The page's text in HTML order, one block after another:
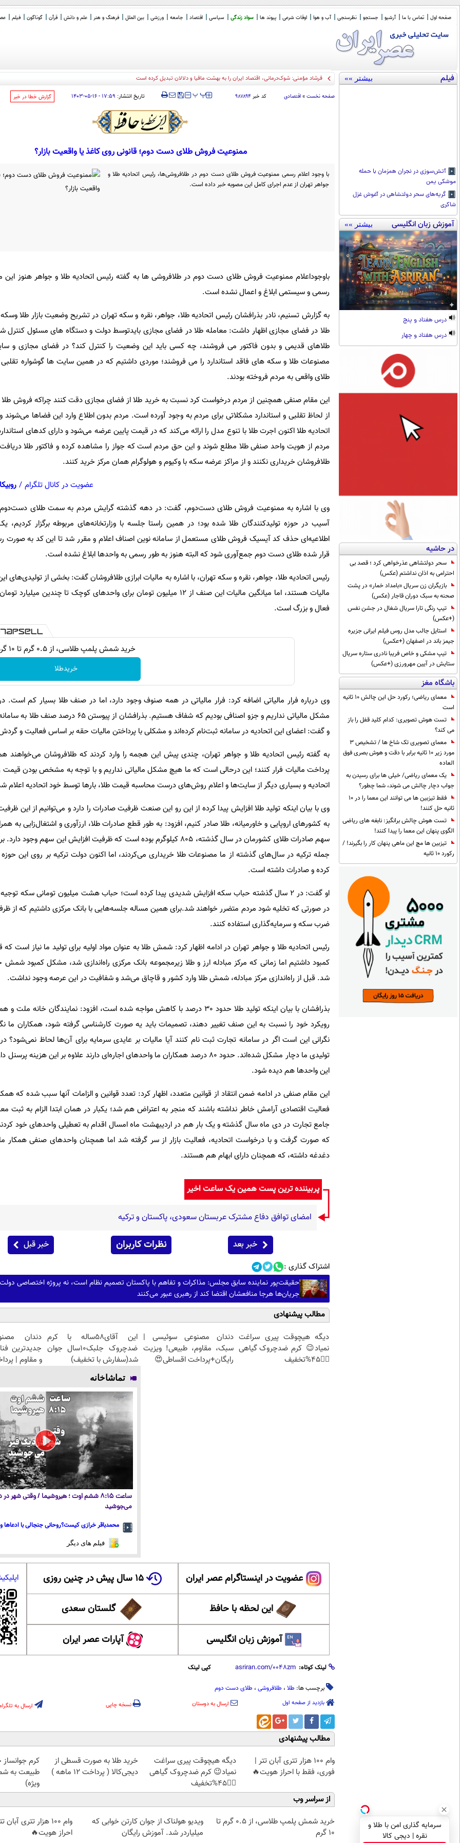
صفحه اول تماس با ما آرشیو جستجو نظرسنجی آب و هوا اوقات شرعی پیوند ها سواد زندگی سیاسی اقتصاد جامعه ورزشی بین الملل فرهنگ و هنر علم و دانش قرآن گوناگون فیلم
فیلم بیشتر »»
آتش‌سوزی در نجران همزمان با حمله
موشکی یمن
گریه‌های سحر دولتشاهی در آغوش غزل
شاکری
آموزش زبان انگلیسی بیشتر »»
درس هفتاد و پنج
درس هفتاد و چهار
در حاشیه
سحر دولتشاهی عذرخواهی کرد ؛ قصد بی
احترامی به اذان نداشتم (عکس)
بازیگران زن سریال «بامداد خمار» در پشت
صحنه به سبک دوران قاجار (عکس)
تیپ رنگی تارا سریال شغال در جشن نفس
(+عکس)
استایل جالب مدل روس فیلم ایرانی جزیره
جیمز باند در اصفهان (+عکس)
تیپ مشکی و خاص فریبا نادری ستاره سریال
ستایش در آیین مهرورزی (+عکس)
باشگاه مغز
معمای ریاضی؛ رکورد حل این چالش 10 ثانیه
است
تست هوش تصویری: کدام کلید قفل را باز
می کند؟
معمای تصویری تک شاخ ها / تشخیص 3
مورد زیر 10 ثانیه برابر با دقت و هوش بصری فوق
العاده
یک معمای ریاضی/ خیلی ها برای رسیدن به
جواب دچار چالش می شوند، شما چطور؟
فقط تیزبین ها می توانند این معما را در 10
ثانیه حل کنند!
تست هوش چالش برانگیز: نابغه های ریاضی
الگوی پنهان این معما را پیدا کنند!
تیزبین ها مچ این ماهی پنهان کار را بگیرند! /
رکورد 10 ثانیه
فرشاد مؤمنی: شوک‌درمانی، اقتصاد ایران را به بهشت مافیا و دلالان تبدیل کرده است
صفحه نخست » اقتصادی کد خبر ۹۸۷۸۹۴ ‍‍‍ پ پ تاریخ انتشار: ۱۷:۵۹ - ۱۶-۰۵-۱۴۰۳ ‌گزارش خطا در خبر
ممنوعیت فروش طلای دست دوم؛ قانونی روی کاغذ یا واقعیت بازار؟
با وجود اعلام رسمی ممنوعیت فروش طلای دست دوم در طلافروشی‌ها، رئیس اتحادیه طلا و
جواهر تهران از عدم اجرای کامل این مصوبه خبر داده است.
باوجوداعلام ممنوعیت فروش طلای دست دوم در طلافروشی ها به گفته رئیس اتحادیه طلا و جواهر هنوز
رسمی و سیستمی ابلاغ و اعمال نشده است.
به گزارش تسنیم، نادر بذرافشان رئیس اتحادیه طلا، جواهر، نقره و سکه تهران در تشریح وضعیت بازار طلا
طلا در فضای مجازی اظهار داشت: معامله طلا در فضای مجازی بایدتوسط دولت و دستگاه های مسئول کنترل
طلاهای قدیمی و بدون فاکتور می فروشند، چه کسی باید این وضعیت را کنترل کند؟ در فضای مجازی و
مصنوعات طلا و سکه های فاقد استاندارد را می فروشند؛ موردی داشتیم که در همین سایت ها گوشواره
طلای واقعی به مردم فروخته بودند.
این مقام صنفی همچنین از مردم درخواست کرد نسبت به خرید طلا از فضای مجازی دقت کنند چراکه فروش
از لحاظ تقلبی و استاندارد مشکلاتی برای مردم به وجود آورده است. مردم بدون اطلاع وارد این فضاها می‌شوند
اتحادیه طلا اکنون اجرت طلا با تنوع مدل را ارائه می‌کند که در قیمت پایین عرضه می‌شود و دارای کدهای
مردم از هویت واحد صنفی طلا مطلع شوند و این حق مردم است که جواز را مشاهده کرده و فاکتور طلا دریافت
طلافروشان خریداری نکنند و از مراکز عرضه سکه با وکیوم و هولوگرام همان مرکز خرید کنند.
عضویت در کانال تلگرام / روبیکا
وی با اشاره به ممنوعیت فروش طلای دست‌دوم، گفت: در دهه گذشته گرایش مردم به سمت طلای دست‌دوم
آسیب در حوزه تولیدکنندگان طلا شده بود؛ در همین راستا جلسه با وزارتخانه‌های مربوطه برگزار کردیم،
اطلاعیه‌ای حذف کد آیسیک فروش طلای مستعمل از سامانه نوین اصناف اعلام و مقرر شد تا این کد به
قرار شده طلای دست دوم جمع‌آوری شود که البته هنوز به طور رسمی به واحدها ابلاغ نشده است.
رئیس اتحادیه طلا، جواهر، نقره و سکه تهران، با اشاره به مالیات ابرازی طلافروشان گفت: بخشی از تولیدی‌های
مالیات هستند، اما میانگین مالیات این صنف از 12 میلیون تومان برای واحدهای کوچک تا چندین
فعال و بزرگ است.
خرید شمش پلمپ طلاسی، از ۰.۵ گرم تا ۱۰ گرم
خریدطلا
وی درباره فرار مالیاتی اضافه کرد: فرار مالیاتی در همه صنوف وجود دارد، اما در صنف طلا بسیار کم
مشکل مالیاتی نداریم و جزو اصنافی بودیم که شفاف هستیم. بذرافشان از
و گفت: اعضای این اتحادیه در سامانه ثبت‌نام کرده‌اند و مشکلی با پرداختن مالیات حقه بر اساس فعالیت و
به گفته رئیس اتحادیه طلا و جواهر تهران، چندی پیش این هجمه را وارد کردند که طلافروشان می‌خواهند
پرداخت مالیات فرار کنند؛ این درحالی است که ما هیچ مشکل مالیاتی نداریم و با توجه به مشخص بودن قیمت
اتحادیه و بسیاری دیگر از سایت‌ها و اعلام روش‌های درست محاسبه قیمت طلا، بارها توسط خود اتحادیه اعلام
وی با بیان اینکه تولید طلا افزایش پیدا کرده از این رو این صنعت ظرفیت صادرات را دارد و می‌توانیم از این
به کشورهای اروپایی و خاورمیانه، طلا صادر کنیم، افزود: به طور قطع صادرات طلا، ارزآوری و اشتغال‌زایی به
سهم صادرات طلای کشورمان در سال گذشته، 805 کیلوگرم بوده است که ظرفیت افزایش این سهم
جمله ترکیه در سال‌های گذشته از ما مصنوعات طلا خریداری می‌کردند، اما اکنون دولت ترکیه بر روی این
کرده و صادرات داشته است.
او گفت: در 2 سال گذشته حباب سکه افزایش شدیدی پیدا کرده است؛ حباب هشت میلیون تومانی سکه
در صورتی که تخلیه شود مردم متضرر خواهند شد.برای همین مساله جلسه‌هایی با بانک مرکزی داشتیم که از
ضرب سکه و سرمایه‌گذاری استفاده کنند.
رئیس اتحادیه طلا و جواهر تهران در ادامه اظهار کرد: شمش طلا به عنوان مواد اولیه برای تولید ما نیاز است
کمبود داشتیم اما زمانی که مرکز مبادله ارز و طلا زیرمجموعه بانک مرکزی راه‌اندازی شد، مشکل کمبود
شد. قبل از راه‌اندازی مرکز مبادله، شمش طلا وارد کشور و قاچاق می‌شد و شفافیت در این عرصه وجود نداشت.
بذرافشان با بیان اینکه تولید طلا حدود 30 درصد با کاهش مواجه شده است، افزود: نمایندگان
رویکرد خود را نسبت به این صنف تغییر دهند، تصمیمات باید یه صورت کارشناسی گرفته شود، همکاران ما
نگرانی این است اگر در سامانه تجارت ثبت نام کنند آیا مالیات بر عایدی سرمایه برای آن‌ها لحاظ نمی‌شود؟
تولیدی ما دچار مشکل شده‌اند. حدود 80 درصد همکاران ما واحدهای اجاره‌ای دارند علاوه بر این هزینه
این واحدها هم دیده شود.
این مقام صنفی در ادامه ضمن انتقاد از قوانین متعدد، اظهار کرد: تعدد قوانین و الزامات آنها سبب شده که
فعالیت اقتصادی آرامش خاطر نداشته باشند که منجر به اعتراض هم شد؛ یکبار در همان ابتدا الزام به ثبت
جامع تجارت در دی ماه سال گذشته و یک بار هم در اردیبهشت ماه امسال اقدام به تعطیلی واحدهای خود
که صورت گرفت و با درخواست اتحادیه، فعالیت بازار از سر گرفته شد اما همچنان واحدهای صنفی همکار
دغدغه داشته، که همچنان دارای ابهام هم هستند.
پربیننده ترین پست همین یک ساعت اخیر
امضای توافق دفاع مشترک عربستان سعودی، پاکستان و ترکیه
خبر بعد نظرات کاربران خبر قبل
اشتراک گذاری :
حقیقت‌پور نماینده سابق مجلس: مذاکرات و تفاهم با پاکستان تصمیم نظام است، نه پروژه اختصاصی
جریان‌ها هرجا منافعشان اقتضا کند از رهبری عبور می‌کنند
مطالب پیشنهادی
دیگه هیچوقت پیری سراغت
نمیاد😉 کرم ضدچروک گیاهی
👈🏻45%تخفیف
دندان مصنوعی سوئیسی |
سبک، مقاوم، طبیعی! ویزیت
رایگان+پرداخت اقساطی😍
این آقای58ساله با کرم
ضدچروک جلبک10سال جوان
شد(سفارش با تخفیف)
دندان
جدیدترین
و مقاوم |
تماشاخانه
ساعت ۸:۱۵ ششم اوت ؛ هیروشیما / وقتی شهر
می‌جوشید
محمدباقر خرازی کیست؟روحانی جنجالی با ادعاها
فیلم های دیگر
عضویت در اینستاگرام عصر ایران ۱۵ سال پیش در چنین روزی
این لحظه با حافظ گلستان سعدی
آموزش زبان انگلیسی آپارات عصر ایران
لینک کوتاه: کپی لینک
برچسب ها: طلا ، طلافروشی ، طلای دست دوم
بازدید از صفحه اول ارسال به دوستان نسخه چاپی ارسال به
مطالب پیشنهادی
وام 100 هزار تتری آبان تتر |
فوری، فقط با احراز هویت🔥
دیگه هیچوقت پیری سراغت
نمیاد😉 کرم ضدچروک گیاهی
👈🏻45%تخفیف
خرید طلا به صورت قسطی از
دیجی‌کالا ( پرداخت 12 ماهه )
کرم
طبیعت به
ویژه)
از سراسر وب
خرید شمش پلمپ طلاسی، از ۰.۵ گرم تا
۱۰ گرم
ویدیو هولناک از جوان کارتن خوابی که
میلیاردر شد. آموزش رایگان
وام 100 هزار تتری
احراز هویت🔥
سرمایه گذاری امن با طلا و
نقره | دیجی کالا